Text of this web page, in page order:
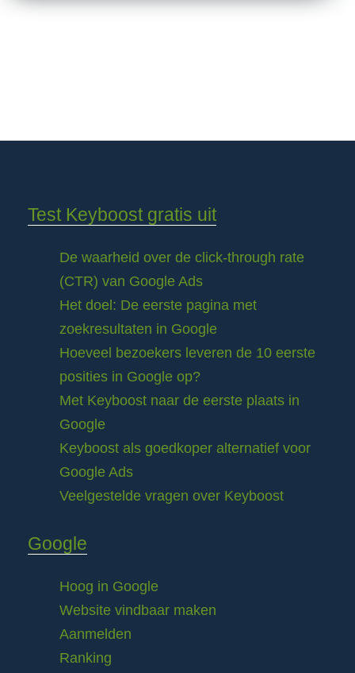
Test Keyboost gratis uit
De waarheid over de click-through rate
(CTR) van Google Ads
Het doel: De eerste pagina met
zoekresultaten in Google
Hoeveel bezoekers leveren de 10 eerste
posities in Google op?
Met Keyboost naar de eerste plaats in
Google
Keyboost als goedkoper alternatief voor
Google Ads
Veelgestelde vragen over Keyboost
Google
Hoog in Google
Website vindbaar maken
Aanmelden
Ranking